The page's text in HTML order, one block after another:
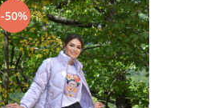
-50%